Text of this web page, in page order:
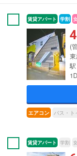
賃貸アパート 学割
(
エアコン バス・ト
賃貸アパート 学割